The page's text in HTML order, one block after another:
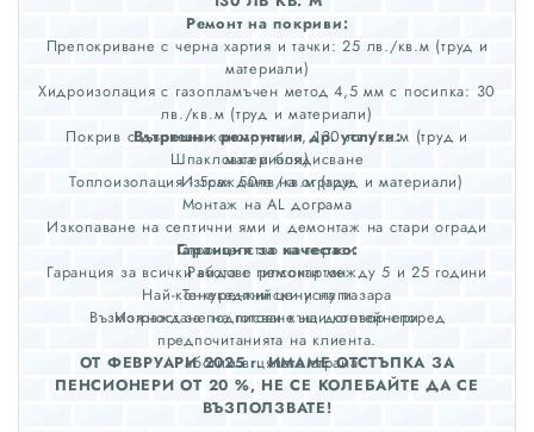
Ремонт на покриви:
Препокриване с черна хартия и тачки: 25 лв./кв.м (труд и
материали)
Хидроизолация с газопламъчен метод 4,5 мм с посипка: 30
лв./кв.м (труд и материали)
Покрив с дървена конструкция, 130 лв./кв.м (труд и
материали)
Топлоизолация - 5см: 50лв/кв.м (труд и материали)
Вътрешни ремонти и др. услуги:
Шпакловка и боядисване
Изграждане на огради
Монтаж на AL дограма
Изкопаване на септични ями и демонтаж на стари огради
Строителство на тераси
Работа с гипсокартон
Тенекеджийски услуги
Изграждане на готови къщи-контейнери
Гаранция за качество:
Гаранция за всички видове ремонти между 5 и 25 години
Най-конкурентни цени на пазара
Възможност за подписване на договор според
предпочитанията на клиента.
Работим в цялата страна
ОТ ФЕВРУАРИ 2025 г. ИМАМЕ ОТСТЪПКА ЗА
ПЕНСИОНЕРИ ОТ 20 %, НЕ СЕ КОЛЕБАЙТЕ ДА СЕ
ВЪЗПОЛЗВАТЕ!